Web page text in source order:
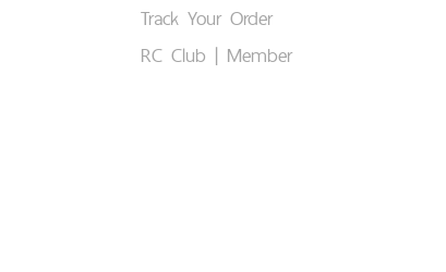
Track Your Order
RC Club | Member